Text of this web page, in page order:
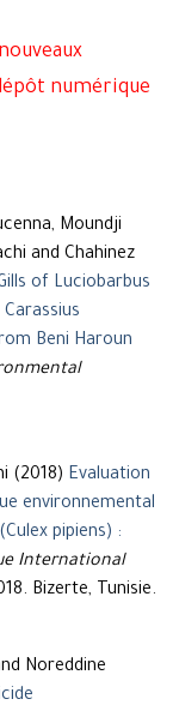
numérique
Moundji
and Chahinez
of Luciobarbus
Beni Haroun
(2018) Evaluation
environnemental
pipiens) :
International
Bizerte, Tunisie.
Noreddine